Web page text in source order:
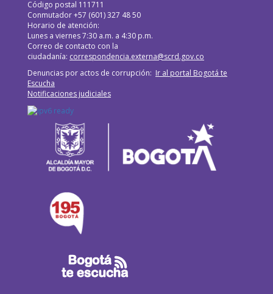
Código postal 111711
Conmutador +57 (601) 327 48 50
Horario de atención:
Lunes a viernes 7:30 a.m. a 4:30 p.m.
Correo de contacto con la
ciudadanía: correspondencia.externa@scrd.gov.co
Denuncias por actos de corrupción: Ir al portal Bogotá te
Escucha
Notificaciones judiciales